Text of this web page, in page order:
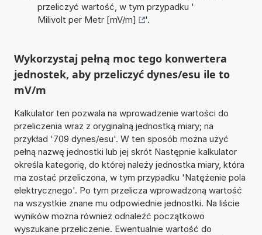
przeliczyć wartość, w tym przypadku '
Milivolt per Metr [mV/m]
'.
Wykorzystaj pełną moc tego konwertera
jednostek, aby przeliczyć dynes/esu ile to
mV/m
Kalkulator ten pozwala na wprowadzenie wartości do
przeliczenia wraz z oryginalną jednostką miary; na
przykład '709 dynes/esu'. W ten sposób można użyć
pełną nazwę jednostki lub jej skrót Następnie kalkulator
określa kategorię, do której należy jednostka miary, która
ma zostać przeliczona, w tym przypadku 'Natężenie pola
elektrycznego'. Po tym przelicza wprowadzoną wartość
na wszystkie znane mu odpowiednie jednostki. Na liście
wyników można również odnaleźć początkowo
wyszukane przeliczenie. Ewentualnie wartość do